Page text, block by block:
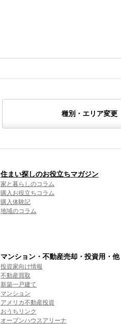
種別・エリア変更
住まい探しのお役立ちマガジン
家と暮らしのコラム
購入お役立ちコラム
購入体験記
地域のコラム
マンション・不動産売却・投資用・他
投資家向け情報
不動産買取
新築一戸建て
マンション
アメリカ不動産投資
おうちリンク
オープンハウスアリーナ